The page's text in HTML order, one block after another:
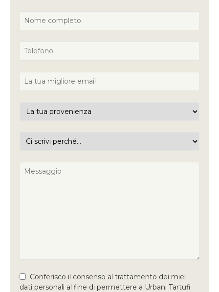
Conferisco il consenso al trattamento dei miei
dati personali al fine di permettere a Urbani Tartufi